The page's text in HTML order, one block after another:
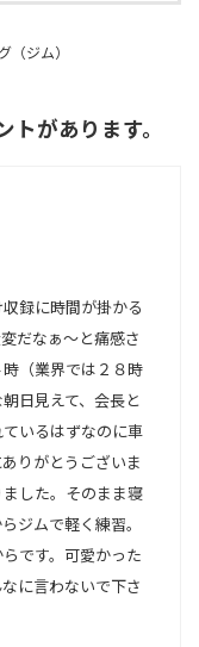
（ジム）
トがあります。
録に時間が掛かる
だなぁ～と痛感さ
（業界では２８時
日見えて、会長と
いるはずなのに車
りがとうございま
した。そのまま寝
ジムで軽く練習。
です。可愛かった
に言わないで下さ